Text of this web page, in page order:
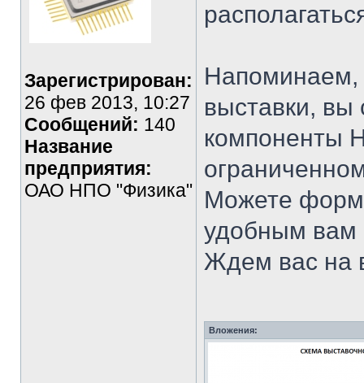
Зарегистрирован:
26 фев 2013, 10:27
Сообщений: 140
Название
предприятия:
ОАО НПО "Физика"
Напоминаем,
выставки, вы
компоненты
Можете
удобным вам
Ждем вас на
Вложения: